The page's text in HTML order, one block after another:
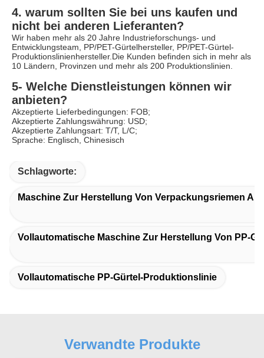
4. warum sollten Sie bei uns kaufen und
nicht bei anderen Lieferanten?
Wir haben mehr als 20 Jahre Industrieforschungs- und
Entwicklungsteam, PP/PET-Gürtelhersteller, PP/PET-Gürtel-
Produktionslinienhersteller.Die Kunden befinden sich in mehr als
10 Ländern, Provinzen und mehr als 200 Produktionslinien.
5- Welche Dienstleistungen können wir
anbieten?
Akzeptierte Lieferbedingungen: FOB;
Akzeptierte Zahlungswährung: USD;
Akzeptierte Zahlungsart: T/T, L/C;
Sprache: Englisch, Chinesisch
Schlagworte:
Maschine Zur Herstellung Von Verpackungsriemen
Vollautomatische Maschine Zur Herstellung Von PP-
Vollautomatische PP-Gürtel-Produktionslinie
Verwandte Produkte